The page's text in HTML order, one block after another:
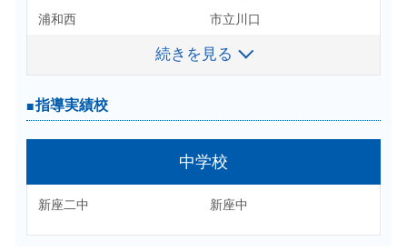
法政大
学習院大
日本大
駒澤大
獨協大
続きを見る
浦和西
市立川口
川口北
所沢
川越南
市立川越
中央大付
芝浦工大付
淑徳与野
星野
独協埼玉
続きを見る
指導実績校
中学校
新座二中 新座中